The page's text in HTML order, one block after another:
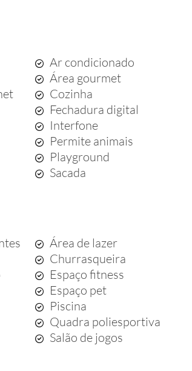
Ar condicionado
Área gourmet
Cozinha
Fechadura digital
Interfone
Permite animais
Playground
Sacada
Área de lazer
Churrasqueira
Espaço fitness
Espaço pet
Piscina
Quadra poliesportiva
Salão de jogos